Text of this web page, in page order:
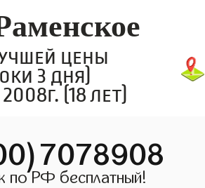
цены
3 дня)
(18 лет)
по РФ бесплатный!